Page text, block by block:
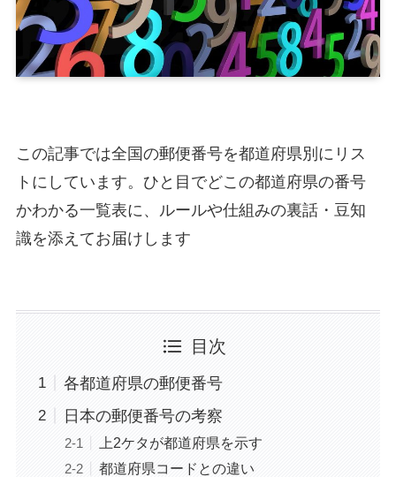
この記事では全国の郵便番号を都道府県別にリス
トにしています。ひと目でどこの都道府県の番号
かわかる一覧表に、ルールや仕組みの裏話・豆知
識を添えてお届けします
目次
各都道府県の郵便番号
日本の郵便番号の考察
上2ケタが都道府県を示す
都道府県コードとの違い